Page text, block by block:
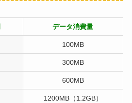
データ消費量
100MB
300MB
600MB
1200MB（1.2GB）